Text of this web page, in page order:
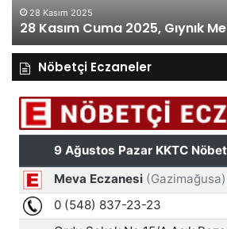
27 Kasım Perşembe 2025,
manşetleri
Nöbetçi Eczaneler